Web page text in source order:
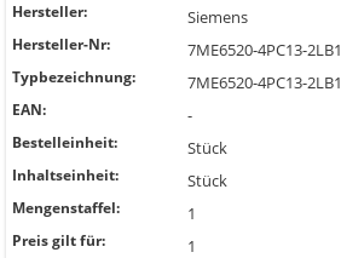
Hersteller: Siemens
Hersteller-Nr: 7ME6520-4PC13-2LB1
Typbezeichnung: 7ME6520-4PC13-2LB1
EAN: -
Bestelleinheit: Stück
Inhaltseinheit: Stück
Mengenstaffel: 1
Preis gilt für: 1